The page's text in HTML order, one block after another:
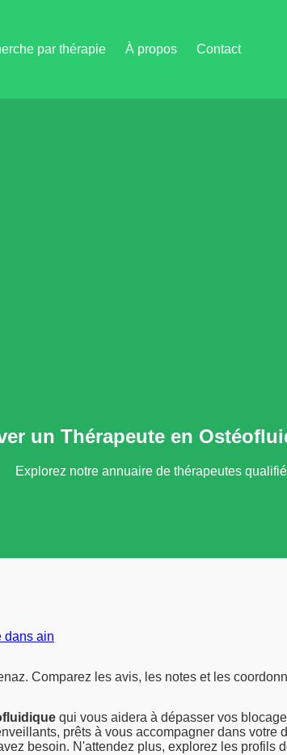
par thérapie À propos Contact
un Thérapeute en
Explorez notre annuaire de thérapeutes
dans ain
Comparez les avis, les notes et les
qui vous aidera à dépasser vos
prêts à vous accompagner dans
besoin. N'attendez plus, explorez les profils